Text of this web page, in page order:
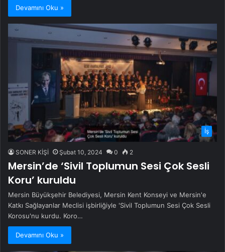
Devamını Oku »
İş
SONER KİŞİ Şubat 10, 2024 0 2
Mersin’de ‘Sivil Toplumun Sesi Çok Sesli
Koru’ kuruldu
Mersin Büyükşehir Belediyesi, Mersin Kent Konseyi ve Mersin'e
Katkı Sağlayanlar Meclisi işbirliğiyle 'Sivil Toplumun Sesi Çok Sesli
Korosu'nu kurdu. Koro…
Devamını Oku »